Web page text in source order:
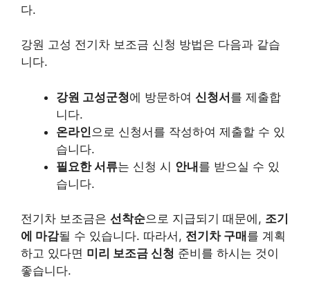
다.
강원 고성 전기차 보조금 신청 방법은 다음과 같습
니다.
강원 고성군청에 방문하여 신청서를 제출합
니다.
온라인 으로 신청서를 작성하여 제출할 수 있
습니다.
필요한 서류는 신청 시 안내를 받으실 수 있
습니다.
전기차 보조금은 선착순으로 지급되기 때문에, 조기
에 마감될 수 있습니다. 따라서, 전기차 구매 를 계획
하고 있다면 미리 보조금 신청 준비를 하시는 것이
좋습니다.